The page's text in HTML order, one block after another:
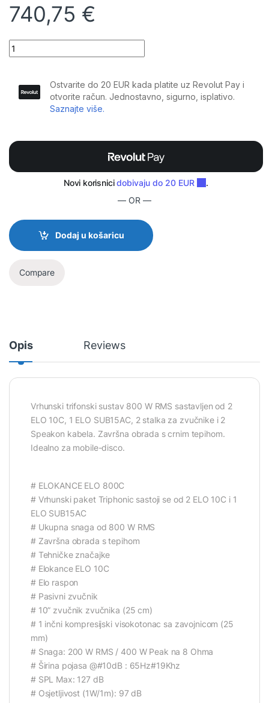
740,75 €
Elokance - ELO 800C razglasni set, 800W/1600W quantity
— OR —
Dodaj u košaricu
Compare
Opis Reviews
Vrhunski trifonski sustav 800 W RMS sastavljen od 2
ELO 10C, 1 ELO SUB15AC, 2 stalka za zvučnike i 2
Speakon kabela. Završna obrada s crnim tepihom.
Idealno za mobile-disco.
# ELOKANCE ELO 800C
# Vrhunski paket Triphonic sastoji se od 2 ELO 10C i 1
ELO SUB15AC
# Ukupna snaga od 800 W RMS
# Završna obrada s tepihom
# Tehničke značajke
# Elokance ELO 10C
# Elo raspon
# Pasivni zvučnik
# 10” zvučnik zvučnika (25 cm)
# 1 inčni kompresijski visokotonac sa zavojnicom (25
mm)
# Snaga: 200 W RMS / 400 W Peak na 8 Ohma
# Širina pojasa @#10dB : 65Hz#19Khz
# SPL Max: 127 dB
# Osjetljivost (1W/1m): 97 dB